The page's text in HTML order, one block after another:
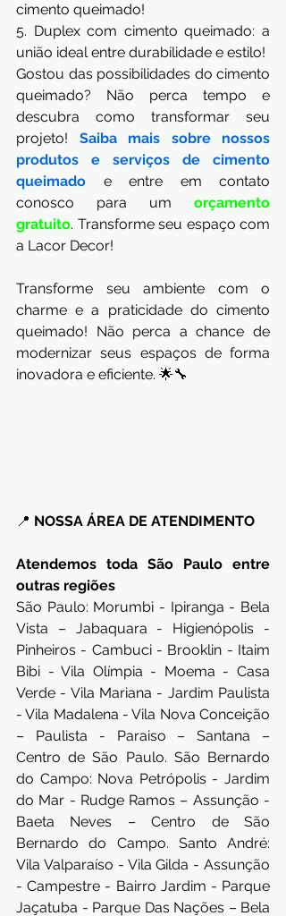
cimento queimado!
5. Duplex com cimento queimado: a
união ideal entre durabilidade e estilo!
Gostou das possibilidades do cimento
queimado? Não perca tempo e
descubra como transformar seu
projeto! Saiba mais sobre nossos
produtos e serviços de cimento
queimado e entre em contato
conosco para um
orçamento
gratuito. Transforme seu espaço com
a Lacor Decor!
Transforme seu ambiente com o
charme e a praticidade do cimento
queimado! Não perca a chance de
modernizar seus espaços de forma
inovadora e eficiente. 🌟🔧
📍 NOSSA ÁREA DE ATENDIMENTO
Atendemos toda São Paulo entre
outras regiões
São Paulo: Morumbi - Ipiranga - Bela
Vista – Jabaquara - Higienópolis -
Pinheiros - Cambuci - Brooklin - Itaim
Bibi - Vila Olímpia - Moema - Casa
Verde - Vila Mariana - Jardim Paulista
- Vila Madalena - Vila Nova Conceição
– Paulista - Paraiso – Santana –
Centro de São Paulo. São Bernardo
do Campo: Nova Petrópolis - Jardim
do Mar - Rudge Ramos – Assunção -
Baeta Neves – Centro de São
Bernardo do Campo. Santo André:
Vila Valparaíso - Vila Gilda - Assunção
- Campestre - Bairro Jardim - Parque
Jaçatuba - Parque Das Nações – Bela